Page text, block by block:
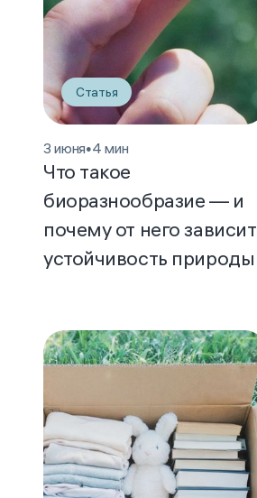
Статья
3 июня•4 мин
Что такое
биоразнообразие — и
почему от него зависит
устойчивость природы